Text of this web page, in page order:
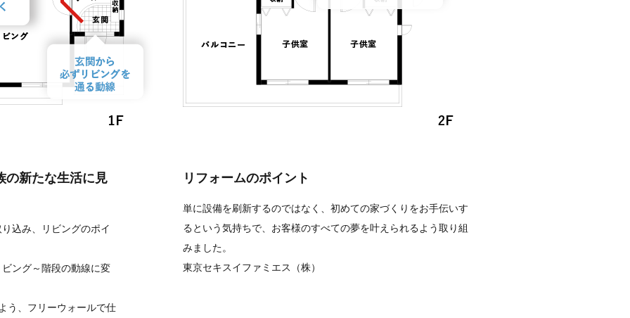
の新たな生活に見
込み、リビングのポイ
ング～階段の動線に変
う、フリーウォールで仕
リフォームのポイント
単に設備を刷新するのではなく、初めての家づくりをお手伝いす
るという気持ちで、お客様のすべての夢を叶えられるよう取り組
みました。
東京セキスイファミエス（株）